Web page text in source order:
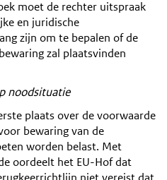
moet de rechter uitspraak
en juridische
zijn om te bepalen of de
zal plaatsvinden
noodsituatie
plaats over de voorwaarde
bewaring van de
worden belast. Met
oordeelt het EU-Hof dat